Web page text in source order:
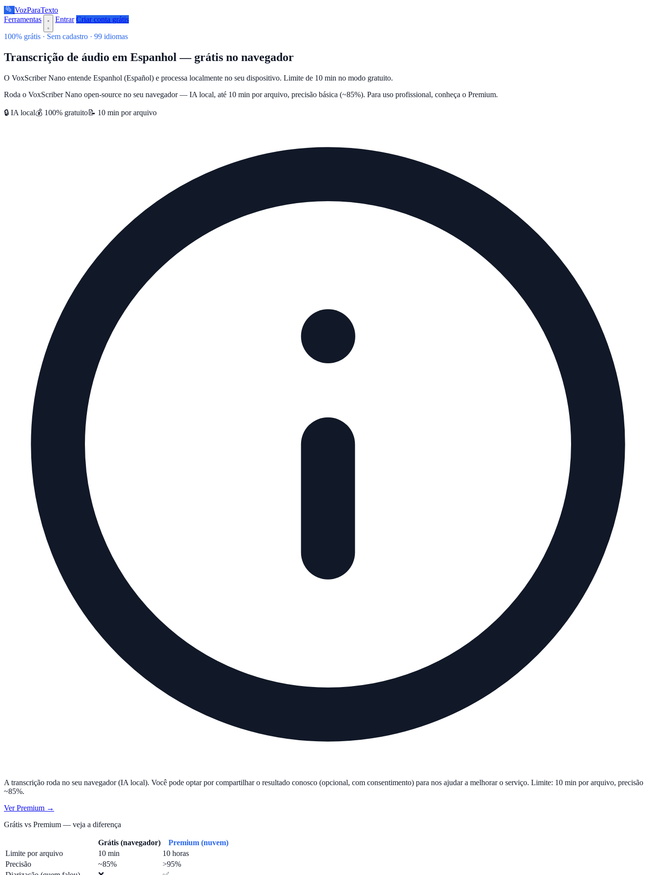
VozParaTexto
Ferramentas
Entrar Criar conta grátis
100% grátis · Sem cadastro · 99 idiomas
Transcrição de áudio em Espanhol — grátis no navegador
O VoxScriber Nano entende Espanhol (Español) e processa localmente no seu dispositivo. Limite de 10 min no modo gratuito.
Roda o VoxScriber Nano open-source no seu navegador — IA local, até 10 min por arquivo, precisão básica (~85%). Para uso profissional, conheça o Premium.
🔒 IA local💰 100% gratuito📝 10 min por arquivo
A transcrição roda no seu navegador (IA local). Você pode optar por compartilhar o resultado conosco (opcional, com consentimento) para nos ajudar a melhorar o serviço. Limite: 10 min por arquivo, precisão
~85%.
Ver Premium →
Grátis vs Premium — veja a diferença
Grátis (navegador)
Premium (nuvem)
Limite por arquivo
10 min
10 horas
Precisão
~85%
>95%